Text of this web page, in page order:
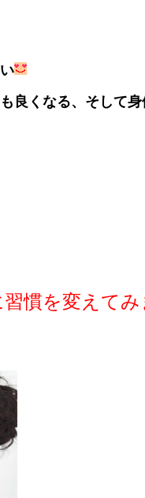
良くなる、そして
習慣を変えて